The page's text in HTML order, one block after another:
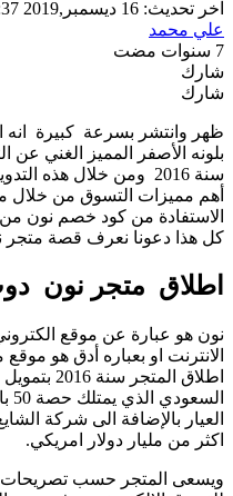
آخر تحديث: 16 ديسمبر,2019 8:37 ص
علي محمد
7 سنوات مضت
شارك
شارك
ظهر وانتشر بسرعة كبيرة انه
بلونه الأصفر المميز الغني عن
سنة 2016 ومن خلال
أهم مميزات التسوق من خلال
الاستفادة من كود خصم نون
كل هذا دعونا نعرف قصة متجر
اطلاق متجر نون
نون هو عبارة عن موقع
اطلاق
العيار بالإضافة الى شركة
اكثر من مليار دولار امريكي.
ويسعى المتجر حسب تصريحات